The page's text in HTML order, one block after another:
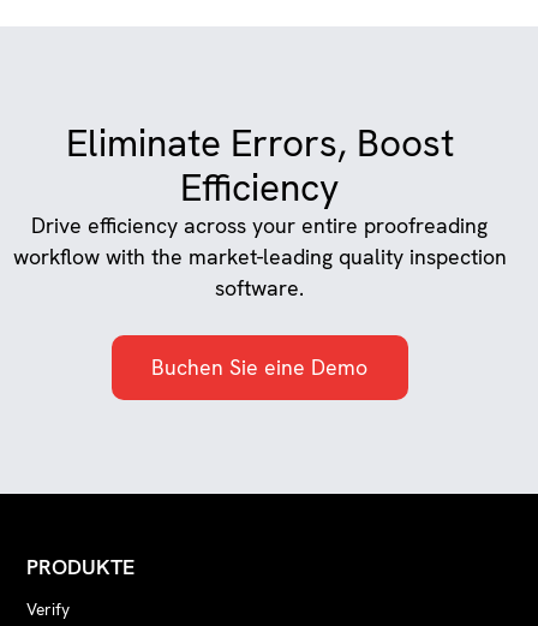
Eliminate Errors, Boost
Efficiency
Drive efficiency across your entire proofreading
workflow with the market-leading quality inspection
software.
Buchen Sie eine Demo
PRODUKTE
Verify